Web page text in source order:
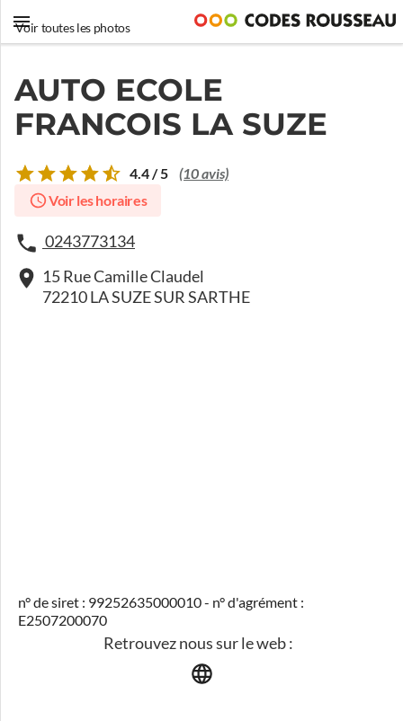
Voir toutes les photos
AUTO ECOLE
FRANCOIS LA SUZE
4.4 / 5 (10 avis)
Voir les horaires
0243773134
15 Rue Camille Claudel
72210 LA SUZE SUR SARTHE
n° de siret : 99252635000010 - n° d'agrément :
E2507200070
Retrouvez nous sur le web :